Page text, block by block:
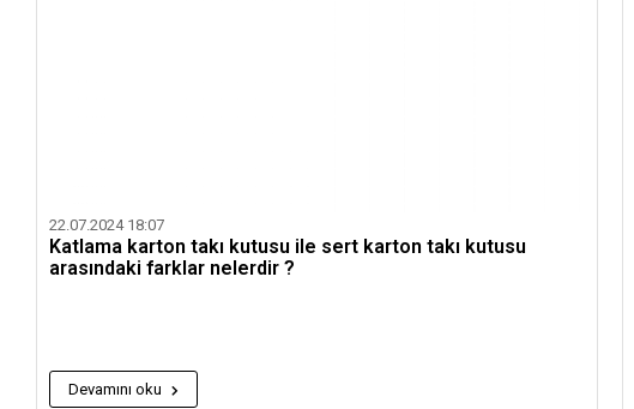
22.07.2024 18:07
Katlama karton takı kutusu ile sert karton takı kutusu
arasındaki farklar nelerdir ?
Devamını oku